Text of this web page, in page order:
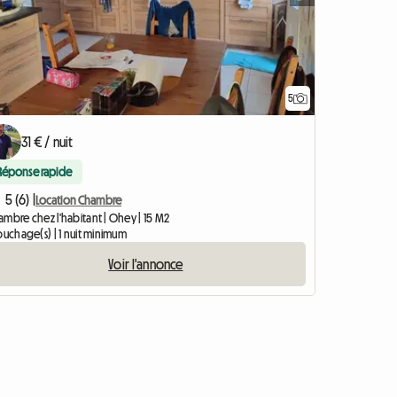
5
31 € / nuit
rapide
5 (6) |
Location Chambre
chez l'habitant | Ohey | 15 M2
| 1 nuit minimum
Voir l'annonce